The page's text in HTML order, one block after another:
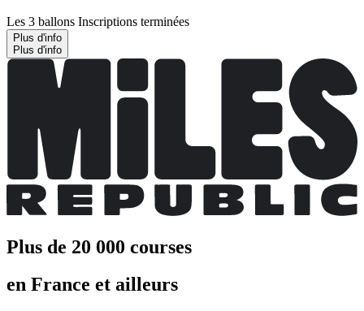
Les 3 ballons Inscriptions terminées
Plus d'info
Plus d'info
Plus de 20 000 courses
en France et ailleurs